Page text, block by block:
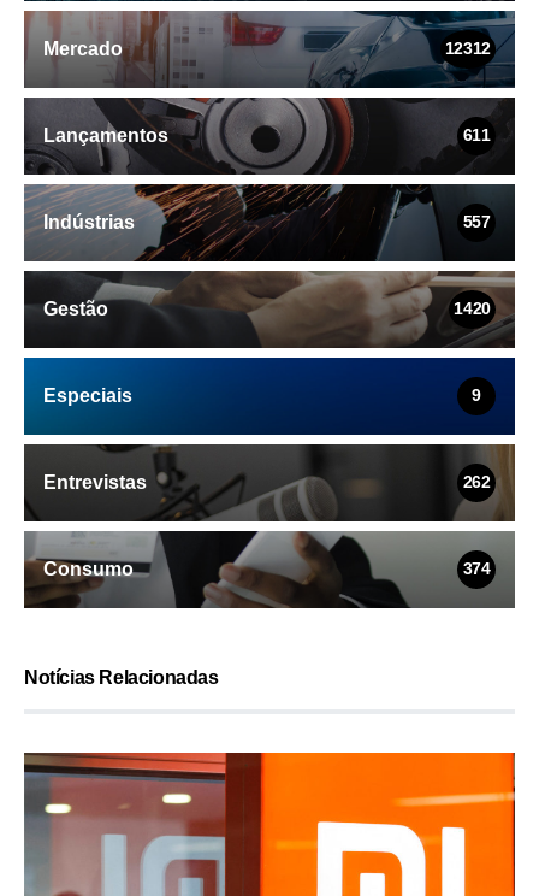
Mercado 12312
Lançamentos 611
Indústrias 557
Gestão 1420
Especiais 9
Entrevistas 262
Consumo 374
Notícias Relacionadas